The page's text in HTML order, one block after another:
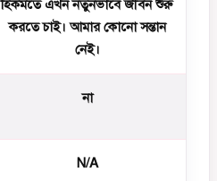
হিকমতে এখন নতুনভাবে জীবন শুরু
করতে চাই। আমার কোনো সন্তান
নেই।
না
N/A